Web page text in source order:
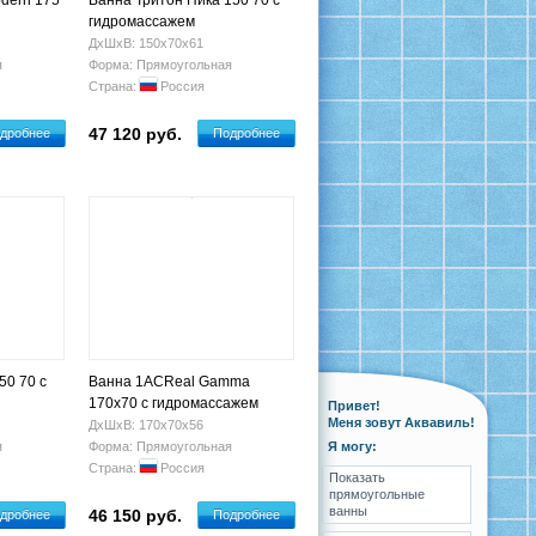
гидромассажем
ДхШхВ: 150х70х61
Форма: Прямоугольная
Страна:
Россия
47 120 руб. Подробнее
70 с
Ванна 1ACReal Gamma
170х70 с гидромассажем
ДхШхВ: 170х70х56
Форма: Прямоугольная
Страна:
Россия
46 150 руб. Подробнее
Привет!
Меня зовут Аквавиль!
Я могу:
Показать
прямоугольные
ванны